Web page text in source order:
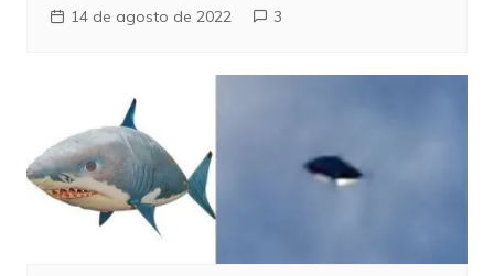
14 de agosto de 2022 3